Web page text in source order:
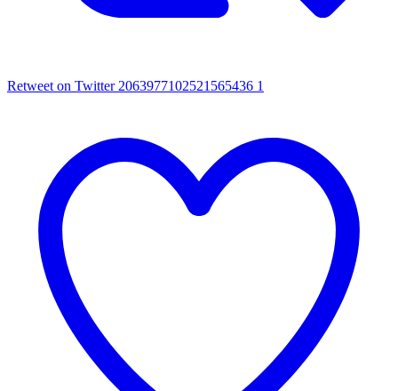
Retweet on Twitter 2063977102521565436 1